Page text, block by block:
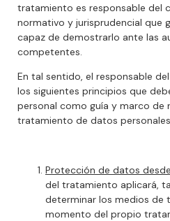
tratamiento es responsable del
normativo y jurisprudencial que
capaz de demostrarlo ante las
competentes.
En tal sentido, el responsable
los siguientes principios que
personal como guía y marco de
tratamiento de datos
Protección de datos
del tratamiento aplicará,
determinar los medios de
momento del propio